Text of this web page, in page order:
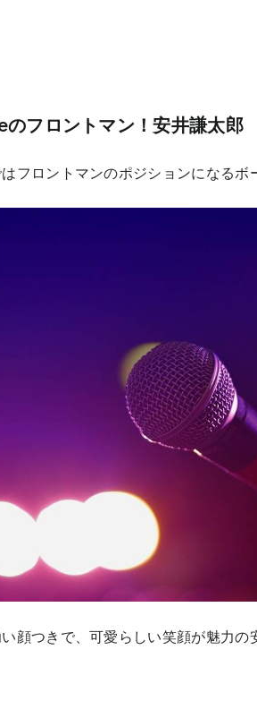
フロントマン！安井謙太郎
フロントマンのポジションになるボ
顔つきで、可愛らしい笑顔が魅力の